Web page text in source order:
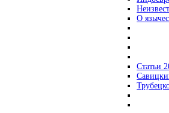
О
Статьи